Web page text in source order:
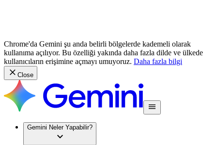
Chrome'da Gemini şu anda belirli bölgelerde kademeli olarak
kullanıma açılıyor. Bu özelliği yakında daha fazla dilde ve ülkede
kullanıcıların erişimine açmayı umuyoruz. Daha fazla bilgi
Close
Gemini Neler Yapabilir?